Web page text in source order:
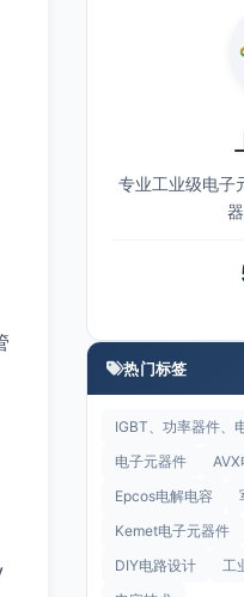
专业工业级电子
热门标签
IGBT、功率器件、
电子元器件
Epcos电解电容
Kemet电子元器件
DIY电路设计
工